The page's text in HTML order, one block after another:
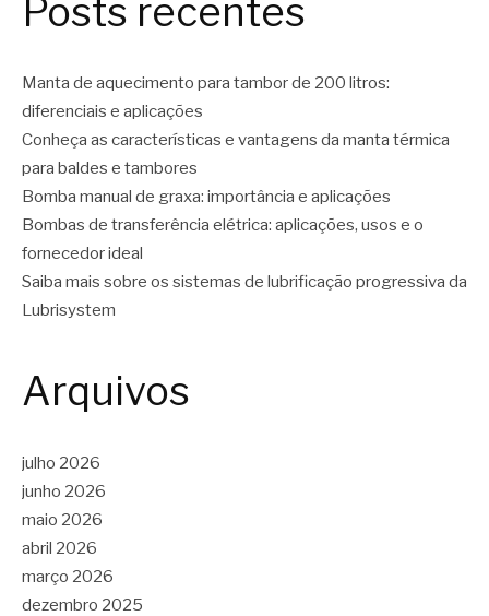
Posts recentes
Manta de aquecimento para tambor de 200 litros:
diferenciais e aplicações
Conheça as características e vantagens da manta térmica
para baldes e tambores
Bomba manual de graxa: importância e aplicações
Bombas de transferência elétrica: aplicações, usos e o
fornecedor ideal
Saiba mais sobre os sistemas de lubrificação progressiva da
Lubrisystem
Arquivos
julho 2026
junho 2026
maio 2026
abril 2026
março 2026
dezembro 2025